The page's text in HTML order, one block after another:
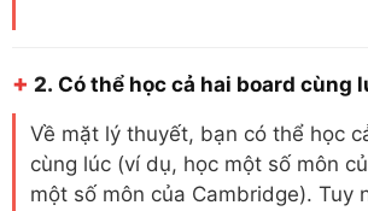
+ 2. Có thể học cả hai board cùng
Về mặt lý thuyết, bạn có thể học
cùng lúc (ví dụ, học một số môn
một số môn của Cambridge). Tuy